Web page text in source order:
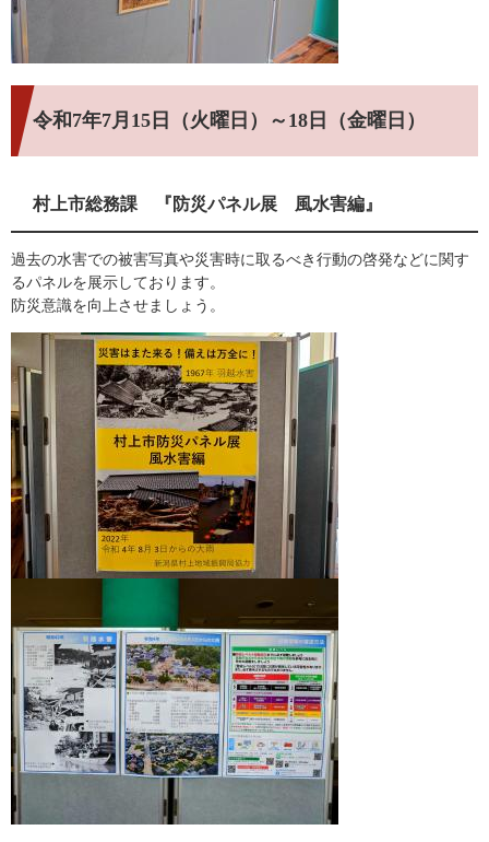
令和7年7月15日（火曜日）～18日（金曜日）
村上市総務課 『防災パネル展 風水害編』
過去の水害での被害写真や災害時に取るべき行動の啓発などに関す
るパネルを展示しております。
防災意識を向上させましょう。